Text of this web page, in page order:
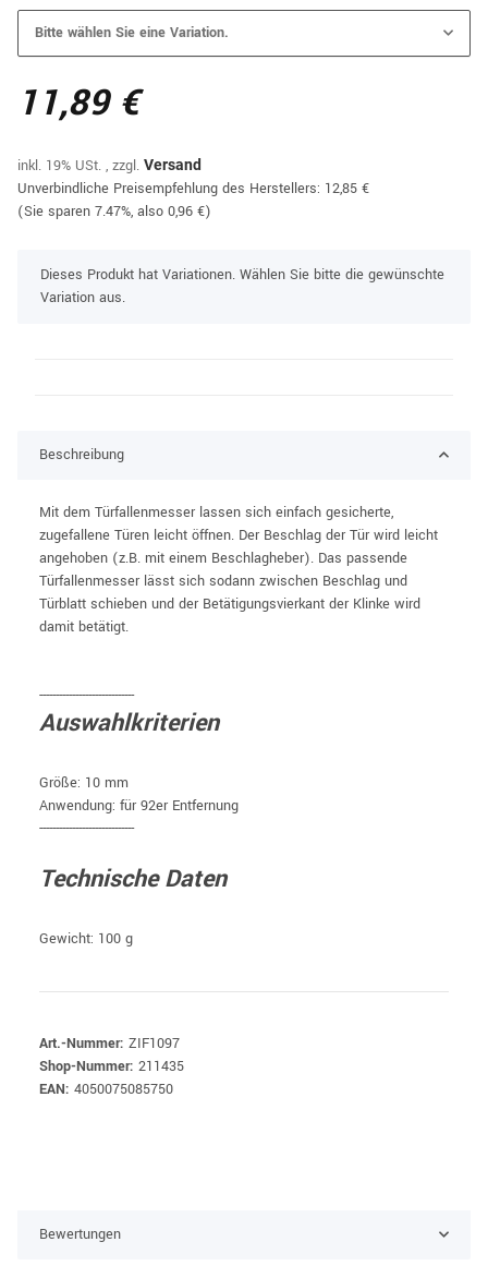
Bitte wählen Sie eine Variation.
11,89 €
inkl. 19% USt. , zzgl. Versand
Unverbindliche Preisempfehlung des Herstellers: 12,85 €
(Sie sparen 7.47%, also 0,96 €)
xDieses Produkt hat Variationen. Wählen Sie bitte die gewünschte
Variation aus.
Beschreibung
Mit dem Türfallenmesser lassen sich einfach gesicherte,
zugefallene Türen leicht öffnen. Der Beschlag der Tür wird leicht
angehoben (z.B. mit einem Beschlagheber). Das passende
Türfallenmesser lässt sich sodann zwischen Beschlag und
Türblatt schieben und der Betätigungsvierkant der Klinke wird
damit betätigt.
-----------------------------
Auswahlkriterien
Größe: 10 mm
Anwendung: für 92er Entfernung
-----------------------------
Technische Daten
Gewicht: 100 g
Art.-Nummer: ZIF1097
Shop-Nummer: 211435
EAN: 4050075085750
Bewertungen